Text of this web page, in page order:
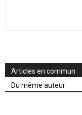
Articles en commun
Du même auteur